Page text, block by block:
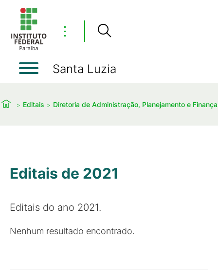
⋮
Santa Luzia
Editais Diretoria de Administração, Planejamento e
Editais de 2021
Editais do ano 2021.
Nenhum resultado encontrado.